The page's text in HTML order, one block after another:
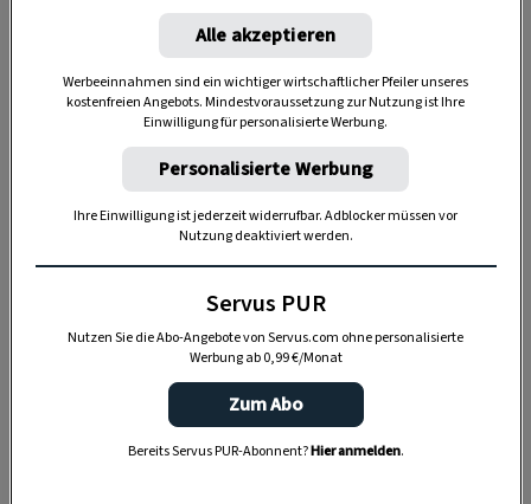
„Servus Garten“ auf WhatsApp
Nutzen Sie WhatsApp auf Ihrem Handy und lieben es, auf
dem Balkon, der Terrasse oder im Garten zu werkeln? In
HIER MEHR ERFAHREN
Alle akzeptieren
Werbeeinnahmen sind ein wichtiger wirtschaftlicher Pfeiler unseres
kostenfreien Angebots. Mindestvoraussetzung zur Nutzung ist Ihre
Einwilligung für personalisierte Werbung.
Personalisierte Werbung
Ihre Einwilligung ist jederzeit widerrufbar. Adblocker müssen vor
Nutzung deaktiviert werden.
Servus PUR
Nutzen Sie die Abo-Angebote von Servus.com ohne personalisierte
Werbung ab 0,99 €/Monat
Zum Abo
Bereits Servus PUR-Abonnent?Hier anmelden.